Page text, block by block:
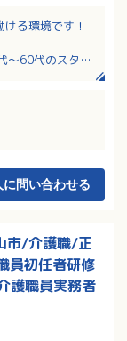
る環境です！
～60代のスタッ
き方ができま
に問い合わせる
市/介護職/正
員初任者研修
護職員実務者